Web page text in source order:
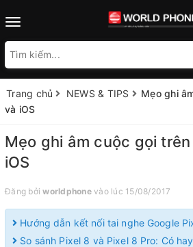
Toggle
Trang chủ NEWS & TIPS
Mẹo ghi
và iOS
Mẹo ghi âm cuộc gọi
iOS
Đăng bởiworldphonevào lúc 15/08/2017
Hướng dẫn kết nối tai nghe Google
So sánh Pixel 8 và Pixel 8 Pro: Có